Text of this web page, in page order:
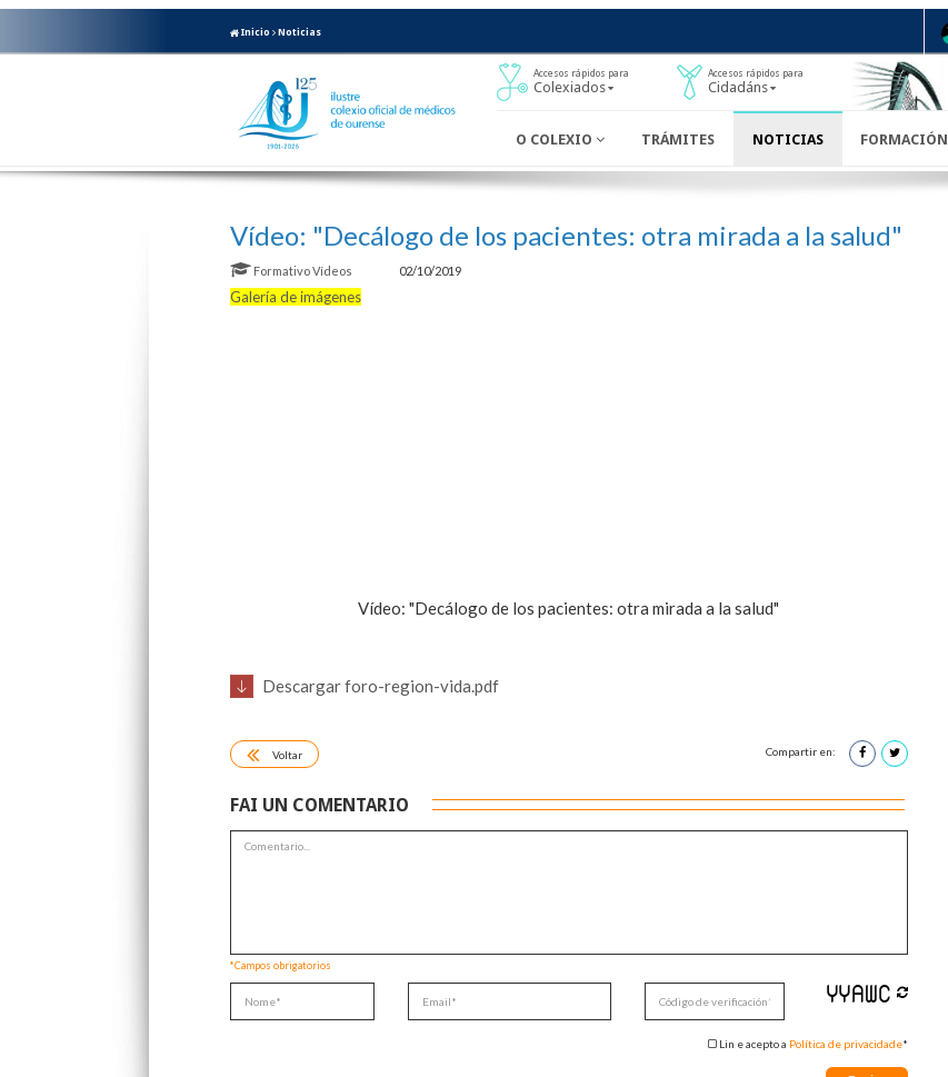
Inicio Noticias
Accesos rápidos para
Colexiados
Accesos rápidos para
Cidadáns
O COLEXIO TRÁMITES NOTICIAS FORMACIÓN
Vídeo: "Decálogo de los pacientes: otra mirada a la salud"
FormativoVídeos 02/10/2019
Galería de imágenes
Vídeo: "Decálogo de los pacientes: otra mirada a la salud"
Descargar foro-region-vida.pdf
Voltar Compartir en:
FAI UN COMENTARIO
*Campos obrigatorios
Lin e acepto a Política de privacidade*